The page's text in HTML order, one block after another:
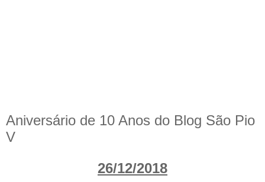
Aniversário de 10 Anos do Blog São Pio
V
26/12/2018